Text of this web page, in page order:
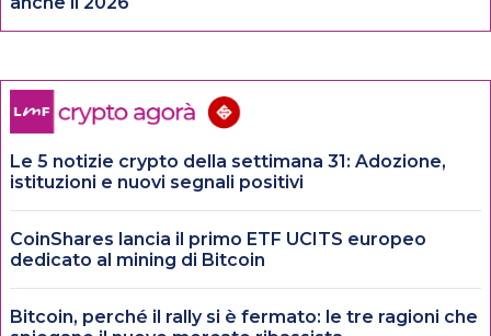
Le 5 notizie crypto della settimana 31: Adozione,
istituzioni e nuovi segnali positivi
CoinShares lancia il primo ETF UCITS europeo
dedicato al mining di Bitcoin
Bitcoin, perché il rally si è fermato: le tre ragioni che